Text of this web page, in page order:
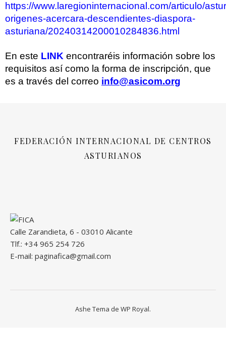
https://www.laregioninternacional.com/articulo/
origenes-acercara-descendientes-diaspora-
asturiana/20240314200010284836.html
En este LINK encontraréis información sobre los
requisitos así como la forma de inscripción, que
es a través del correo info@asicom.org
FEDERACIÓN INTERNACIONAL DE CENTROS
ASTURIANOS
Calle Zarandieta, 6 - 03010 Alicante
Tlf.: +34 965 254 726
E-mail: paginafica@gmail.com
Ashe Tema de WP Royal.